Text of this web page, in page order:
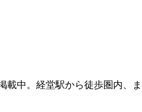
載中。 経堂駅から徒歩圏内、